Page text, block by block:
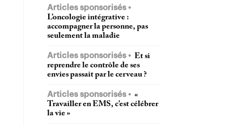
Articles sponsorisés
L’oncologie intégrative :
accompagner la personne, pas
seulement la maladie
Articles sponsorisés
Et si
reprendre le contrôle de ses
envies passait par le cerveau ?
Articles sponsorisés
«
Travailler en EMS, c’est célébrer
la vie »